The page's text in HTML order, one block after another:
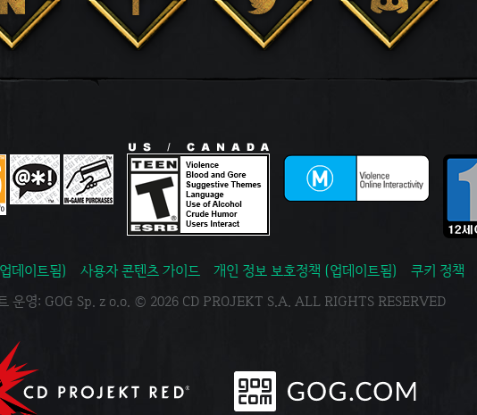
데이트됨) 사용자 콘텐츠 가이드 개인 정보 보호정책 (업데이트됨) 쿠키 정책
운영: GOG Sp. z o.o. © 2026 CD PROJEKT S.A. ALL RIGHTS RESERVED